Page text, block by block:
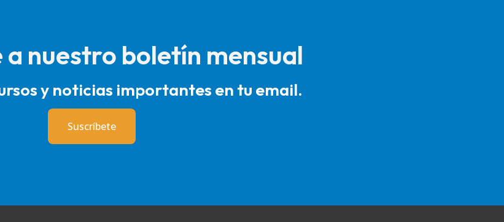
nuestro boletín mensual
y noticias importantes en tu email.
Suscríbete